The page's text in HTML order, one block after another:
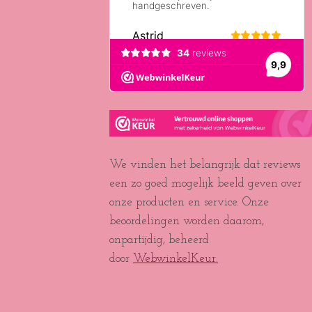
We vinden het belangrijk dat reviews
een zo goed mogelijk beeld geven over
onze producten en service. Onze
beoordelingen worden daarom,
onpartijdig, beheerd
door WebwinkelKeur.